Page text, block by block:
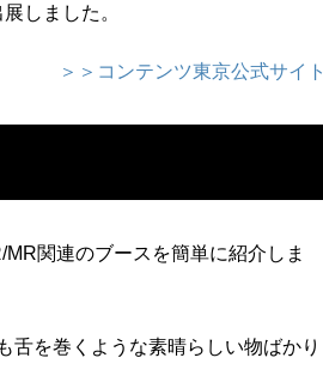
しました。
＞＞コンテンツ東京公式サイト
関連のブースを簡単に紹介しま
舌を巻くような素晴らしい物ばかり